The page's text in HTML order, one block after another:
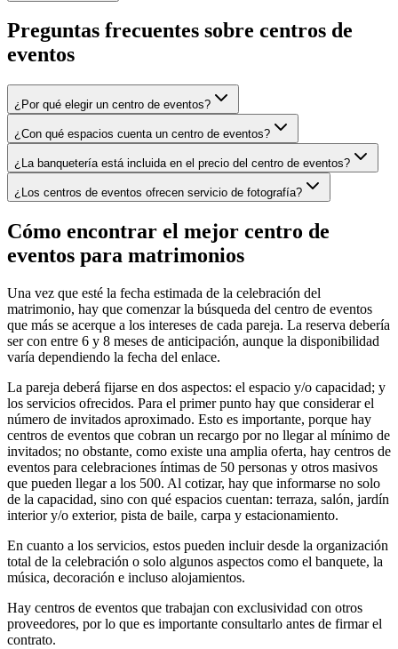
Preguntas frecuentes sobre centros de
eventos
¿Por qué elegir un centro de eventos?
¿Con qué espacios cuenta un centro de eventos?
¿La banquetería está incluida en el precio del centro de eventos?
¿Los centros de eventos ofrecen servicio de fotografía?
Cómo encontrar el mejor centro de
eventos para matrimonios
Una vez que esté la fecha estimada de la celebración del
matrimonio, hay que comenzar la búsqueda del centro de eventos
que más se acerque a los intereses de cada pareja. La reserva debería
ser con entre 6 y 8 meses de anticipación, aunque la disponibilidad
varía dependiendo la fecha del enlace.
La pareja deberá fijarse en dos aspectos: el espacio y/o capacidad; y
los servicios ofrecidos. Para el primer punto hay que considerar el
número de invitados aproximado. Esto es importante, porque hay
centros de eventos que cobran un recargo por no llegar al mínimo de
invitados; no obstante, como existe una amplia oferta, hay centros de
eventos para celebraciones íntimas de 50 personas y otros masivos
que pueden llegar a los 500. Al cotizar, hay que informarse no solo
de la capacidad, sino con qué espacios cuentan: terraza, salón, jardín
interior y/o exterior, pista de baile, carpa y estacionamiento.
En cuanto a los servicios, estos pueden incluir desde la organización
total de la celebración o solo algunos aspectos como el banquete, la
música, decoración e incluso alojamientos.
Hay centros de eventos que trabajan con exclusividad con otros
proveedores, por lo que es importante consultarlo antes de firmar el
contrato.